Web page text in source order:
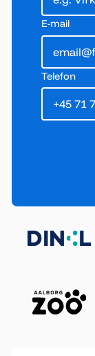
E-mail
Telefon